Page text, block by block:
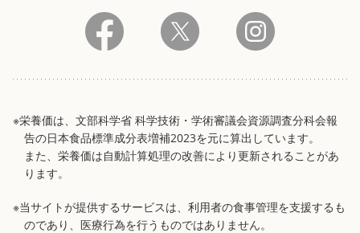
※栄養価は、文部科学省 科学技術・学術審議会資源調査分科会報
告の日本食品標準成分表増補2023を元に算出しています。
また、栄養価は自動計算処理の改善により更新されることがあ
ります。
※当サイトが提供するサービスは、利用者の食事管理を支援するも
のであり、医療行為を行うものではありません。